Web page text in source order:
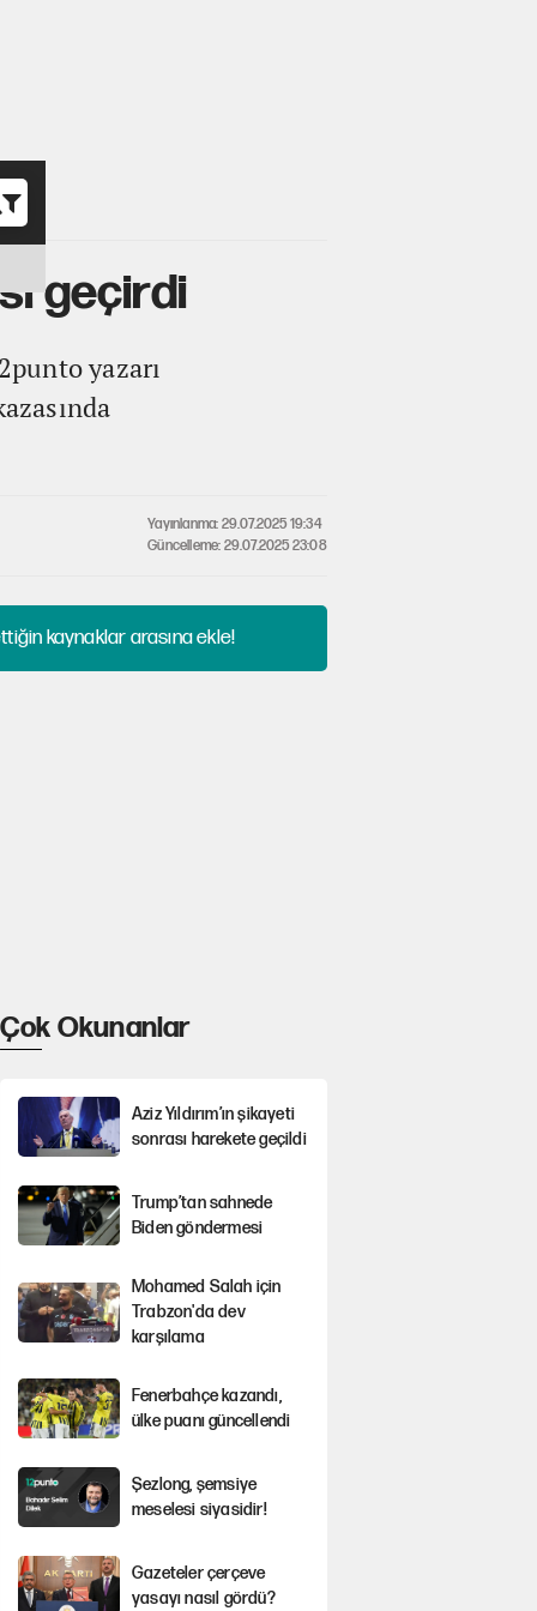
geçirdi
yazarı
Yayınlanma: 29.07.2025 19:34
Güncelleme: 29.07.2025 23:08
kaynaklar arasına ekle!
Çok Okunanlar
Aziz Yıldırım’ın şikayeti
sonrası harekete geçildi
Trump’tan sahnede
Biden göndermesi
Mohamed Salah için
Trabzon'da dev
karşılama
Fenerbahçe kazandı,
ülke puanı güncellendi
Şezlong, şemsiye
meselesi siyasidir!
Gazeteler çerçeve
yasayı nasıl gördü?